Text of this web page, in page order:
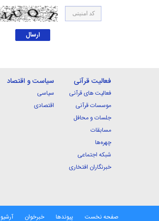
فعالیت قرآنی
فعالیت های قرآنی
موسسات قرآنی
جلسات و محافل
مسابقات
چهره‌ها
شبکه اجتماعی
خبرنگاران افتخاری
سیاست و اقتصاد
سیاسی
اقتصادی
صفحه نخست پیوندها خبرخوان آرشیو